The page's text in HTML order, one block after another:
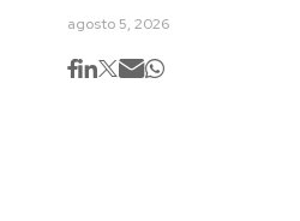
agosto 5, 2026